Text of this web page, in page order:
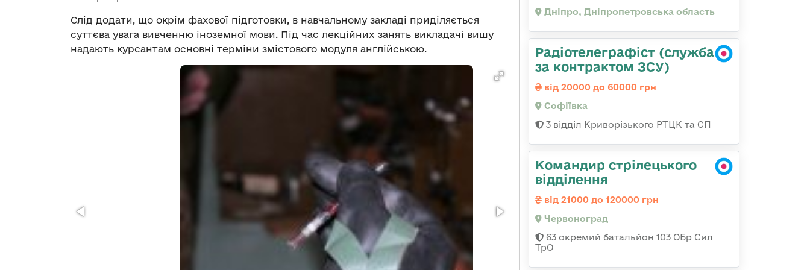
Слід додати, що окрім фахової підготовки, в навчальному закладі приділяється
суттєва увага вивченню іноземної мови. Під час лекційних занять викладачі вишу
надають курсантам основні терміни змістового модуля англійською.
Дніпро, Дніпропетровська область
Радіотелеграфіст (служба
за контрактом ЗСУ)
від 20000 до 60000 грн
Софіївка
3 відділ Криворізького РТЦК та СП
Командир стрілецького
відділення
від 21000 до 120000 грн
Червоноград
63 окремий батальйон 103 ОБр Сил
ТрО